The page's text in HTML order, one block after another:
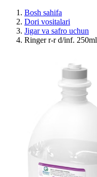
Bosh sahifa
Dori vositalari
Jigar va safro uchun
Ringer r-r d/inf. 250ml